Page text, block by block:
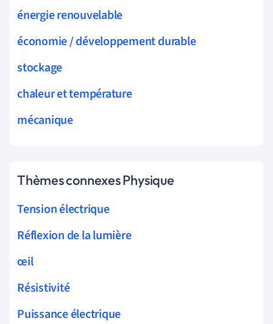
énergie renouvelable
économie / développement durable
stockage
chaleur et température
mécanique
Thèmes connexes Physique
Tension électrique
Réflexion de la lumière
œil
Résistivité
Puissance électrique